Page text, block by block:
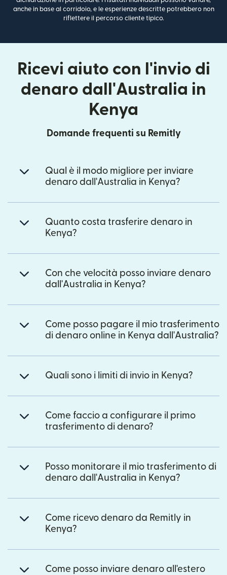
anche in base al corridoio, e le esperienze descritte potrebbero non
riflettere il percorso cliente tipico.
Ricevi aiuto con l'invio di
denaro dall'Australia in
Kenya
Domande frequenti su Remitly
Qual è il modo migliore per inviare
denaro dall'Australia in Kenya?
Quanto costa trasferire denaro in
Kenya?
Con che velocità posso inviare denaro
dall'Australia in Kenya?
Come posso pagare il mio trasferimento
di denaro online in Kenya dall'Australia?
Quali sono i limiti di invio in Kenya?
Come faccio a configurare il primo
trasferimento di denaro?
Posso monitorare il mio trasferimento di
denaro dall'Australia in Kenya?
Come ricevo denaro da Remitly in
Kenya?
Come posso inviare denaro all'estero